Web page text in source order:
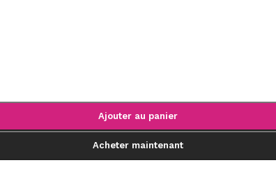
Ajouter au panier
Acheter maintenant